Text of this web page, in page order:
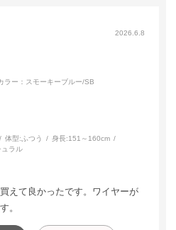
2026.6.8
ラー：スモーキーブルー/SB
体型:ふつう 身長:151～160cm
ュラル
えて良かったです。ワイヤーが
。